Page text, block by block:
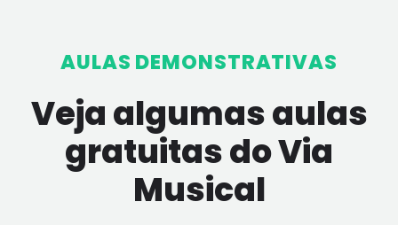
AULAS DEMONSTRATIVAS
Veja algumas aulas
gratuitas do Via
Musical